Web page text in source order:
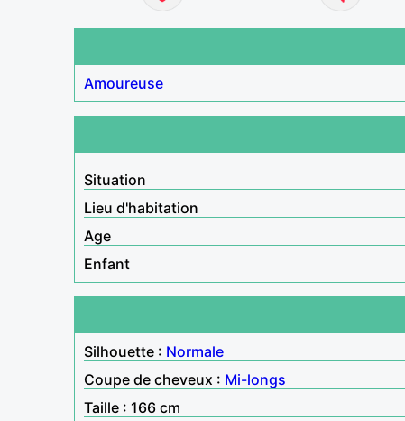
Amoureuse
Situation
Lieu d'habitation
Age
Enfant
Silhouette : Normale
Coupe de cheveux : Mi-longs
Taille : 166 cm